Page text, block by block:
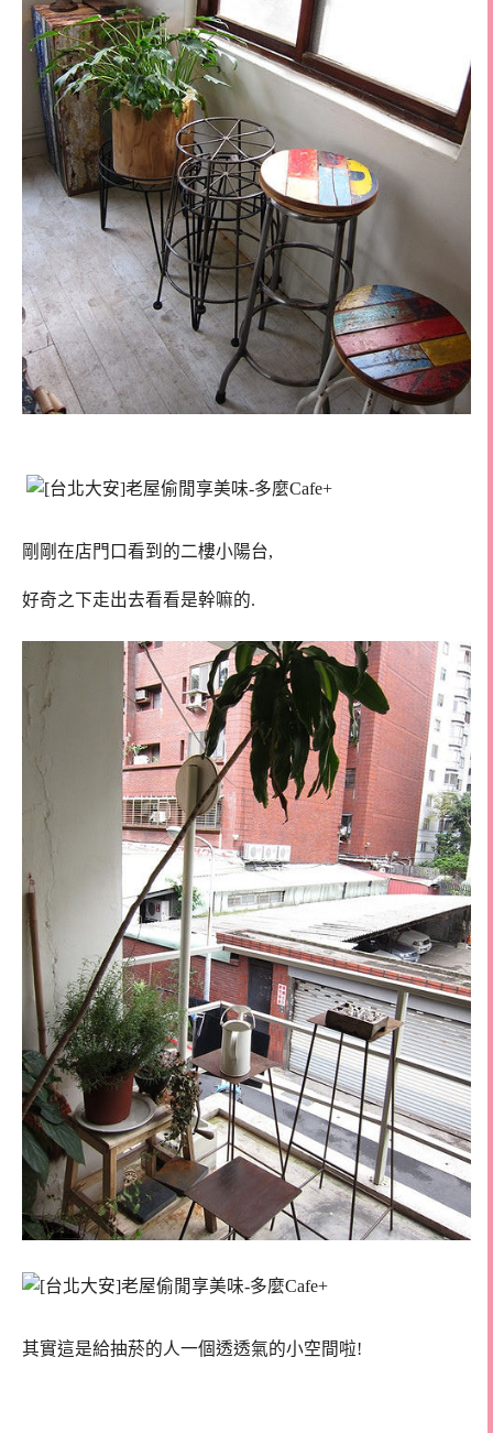
剛剛在店門口看到的二樓小陽台,
好奇之下走出去看看是幹嘛的.
其實這是給抽菸的人一個透透氣的小空間啦!